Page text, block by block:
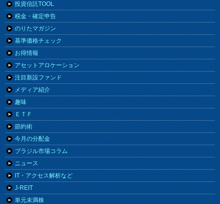
投資信託TOOL
税金・確定申告
のりたマガジン
基準価格チェック
お得情報
アセットアロケーション
注目新設ファンド
メディア紹介
趣味
ＥＴＦ
節約術
今月の分配金
ブラジル市場コラム
ニュース
IT・アクセス解析など
J-REIT
単元未満株